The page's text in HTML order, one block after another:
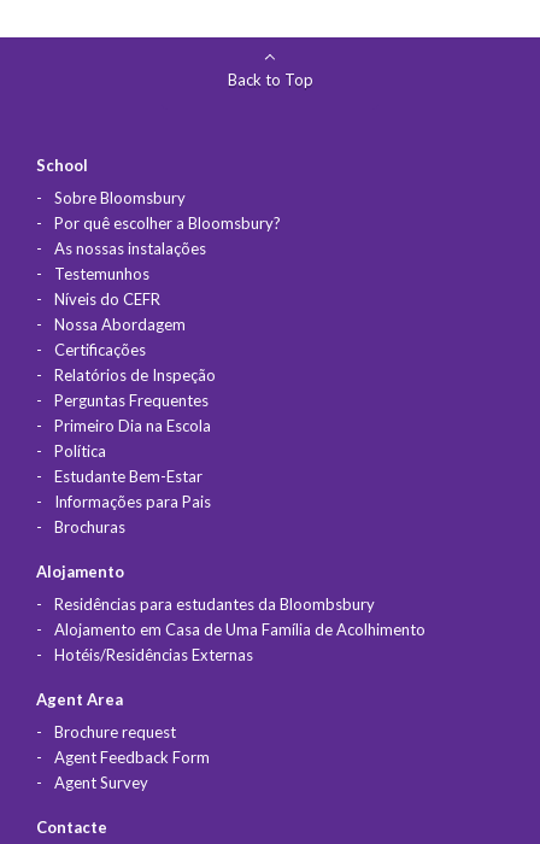
Back to Top
School
Sobre Bloomsbury
Por quê escolher a Bloomsbury?
As nossas instalações
Testemunhos
Níveis do CEFR
Nossa Abordagem
Certificações
Relatórios de Inspeção
Perguntas Frequentes
Primeiro Dia na Escola
Política
Estudante Bem-Estar
Informações para Pais
Brochuras
Alojamento
Residências para estudantes da Bloombsbury
Alojamento em Casa de Uma Família de Acolhimento
Hotéis/Residências Externas
Agent Area
Brochure request
Agent Feedback Form
Agent Survey
Contacte